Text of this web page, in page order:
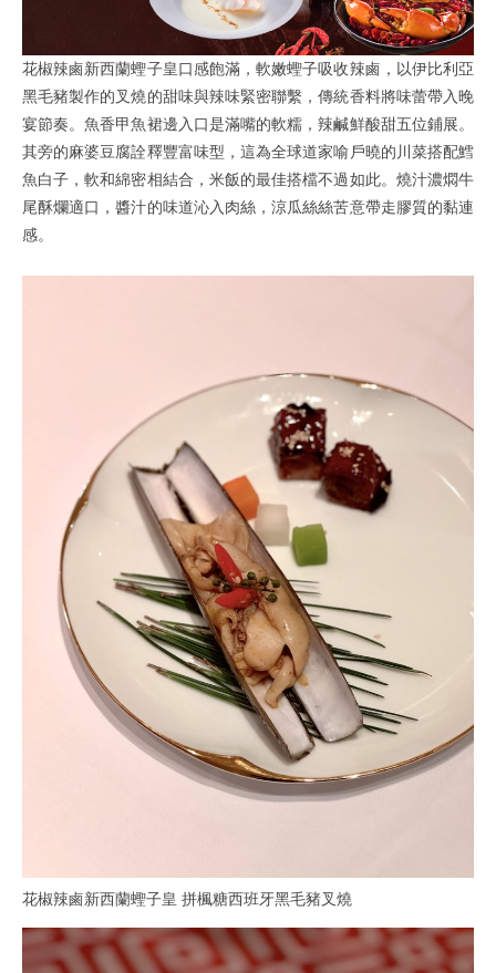
花椒辣鹵新西蘭蟶子皇口感飽滿，軟嫩蟶子吸收辣鹵，以伊比利亞
黑毛豬製作的叉燒的甜味與辣味緊密聯繫，傳統香料將味蕾帶入晚
宴節奏。魚香甲魚裙邊入口是滿嘴的軟糯，辣鹹鮮酸甜五位鋪展。
其旁的麻婆豆腐詮釋豐富味型，這為全球道家喻戶曉的川菜搭配鱈
魚白子，軟和綿密相結合，米飯的最佳搭檔不過如此。燒汁濃燜牛
尾酥爛適口，醬汁的味道沁入肉絲，涼瓜絲絲苦意帶走膠質的黏連
感。
花椒辣鹵新西蘭蟶子皇 拼楓糖西班牙黑毛豬叉燒